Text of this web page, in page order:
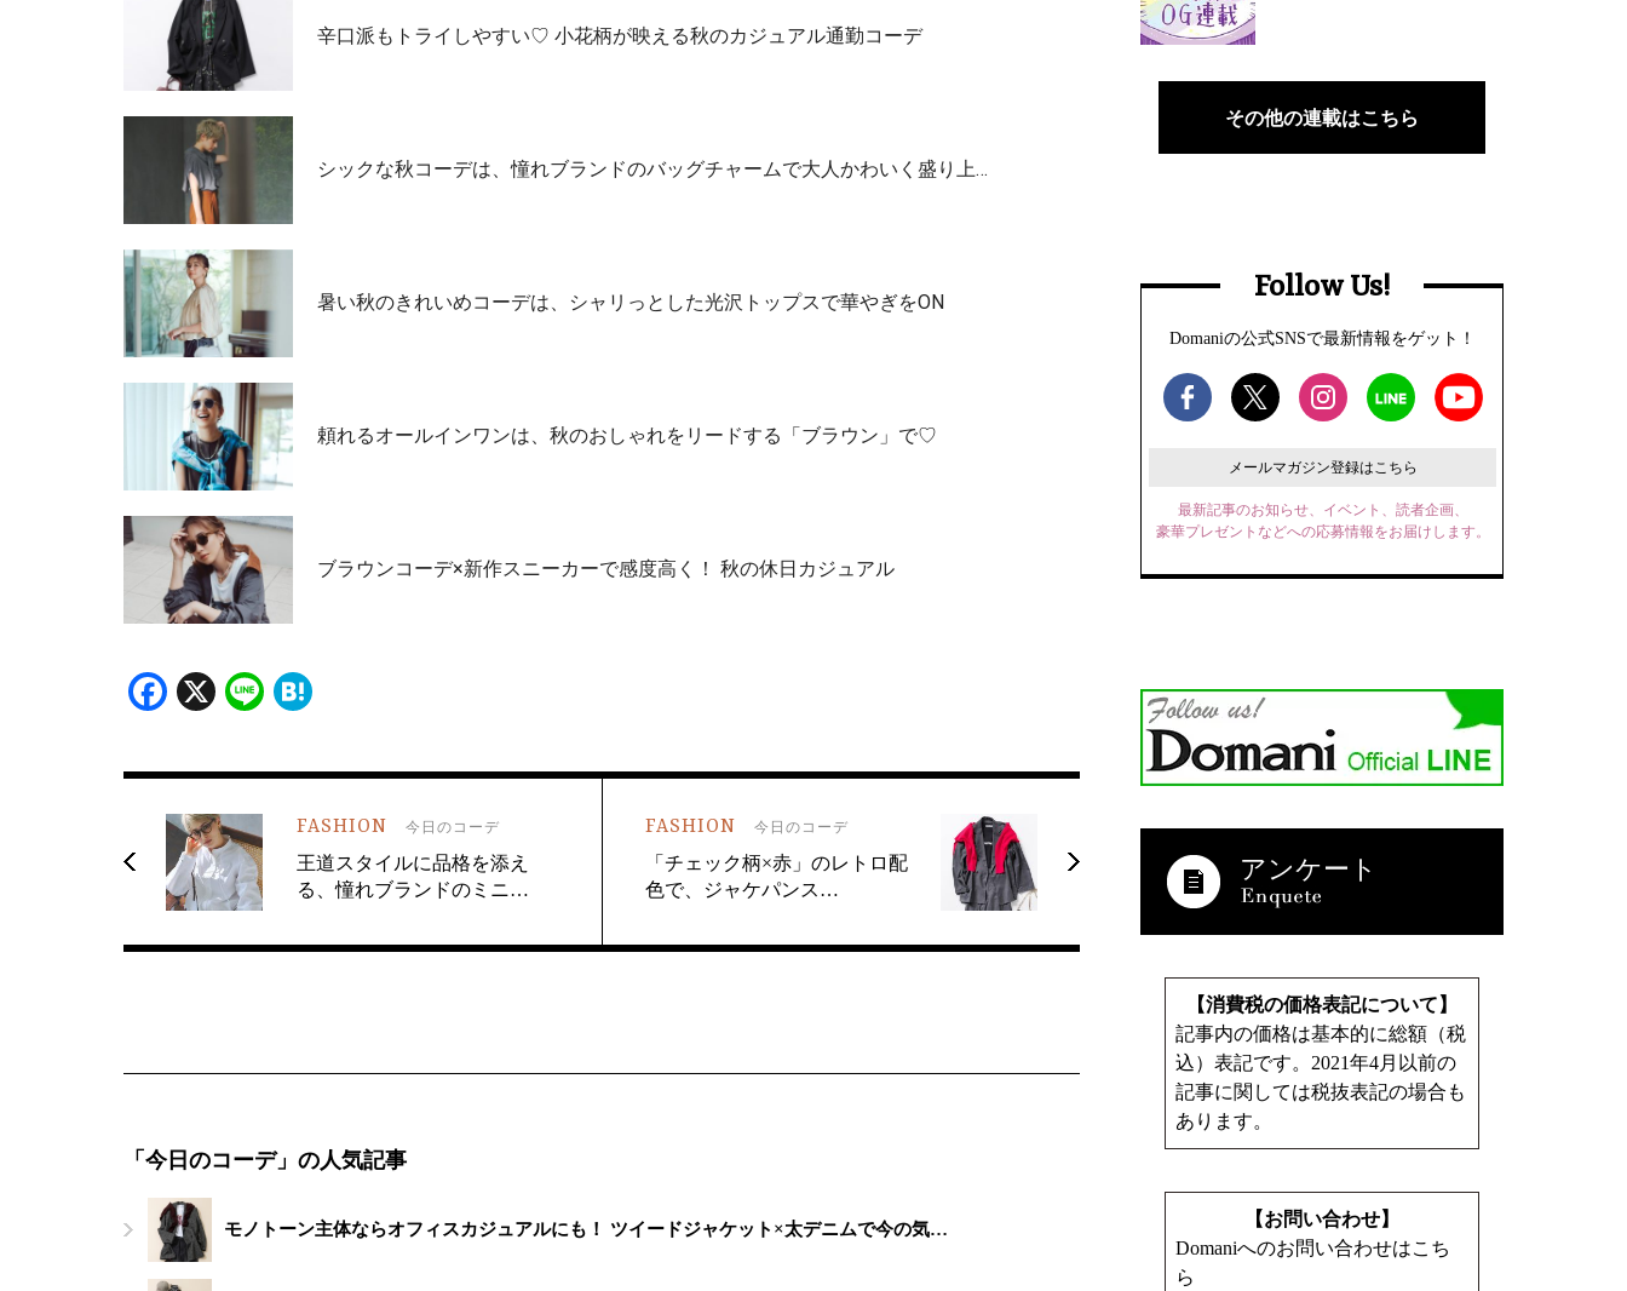
辛口派もトライしやすい♡ 小花柄が映える秋のカジュアル通勤コーデ
シックな秋コーデは、憧れブランドのバッグチャームで大人かわいく盛り上…
暑い秋のきれいめコーデは、シャリっとした光沢トップスで華やぎをON
頼れるオールインワンは、秋のおしゃれをリードする「ブラウン」で♡
ブラウンコーデ×新作スニーカーで感度高く！ 秋の休日カジュアル
Facebook
X Line
FASHION 今日のコーデ
王道スタイルに品格を添え
る、憧れブランドのミニ…
FASHION 今日のコーデ
「チェック柄×赤」のレトロ配
色で、ジャケパンス…
「今日のコーデ」の人気記事
モノトーン主体ならオフィスカジュアルにも！ ツイードジャケット×太デニムで今の気…
その他の連載はこちら
Follow Us!
Domaniの公式SNSで最新情報をゲット！
メールマガジン登録はこちら
最新記事のお知らせ、イベント、読者企画、
豪華プレゼントなどへの応募情報をお届けします。
アンケート
【消費税の価格表記について】
記事内の価格は基本的に総額（税
込）表記です。2021年4月以前の
記事に関しては税抜表記の場合も
あります。
【お問い合わせ】
Domaniへのお問い合わせはこち
ら